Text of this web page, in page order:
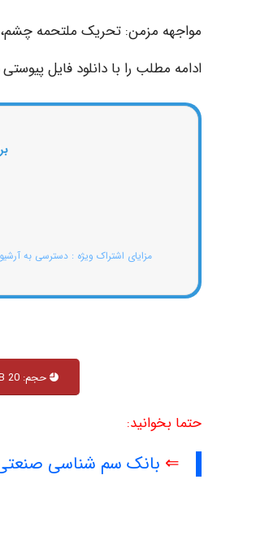
مواجهه مزمن: تحریک ملتحمه
ادامه مطلب را با دانلود فایل
مزایای اشتراک ویژه : دسترسی به
حجم: 20 KB
حتما بخوانید:
⇐ بانک سم شناسی